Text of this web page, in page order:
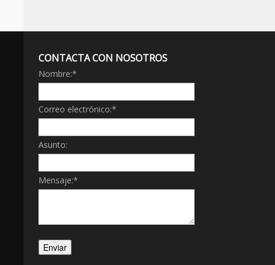
CONTACTA CON NOSOTROS
Nombre:*
Correo electrónico:*
Asunto:
Mensaje:*